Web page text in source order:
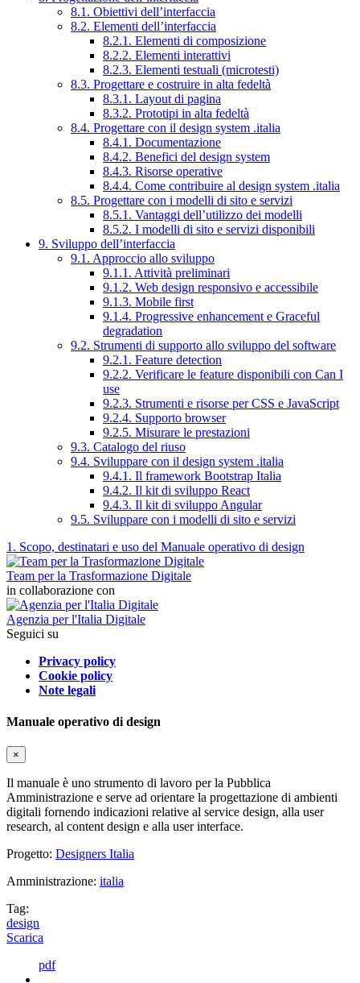
8.1. Obiettivi dell’interfaccia
8.2. Elementi dell’interfaccia
8.2.1. Elementi di composizione
8.2.2. Elementi interattivi
8.2.3. Elementi testuali (microtesti)
8.3. Progettare e costruire in alta fedeltà
8.3.1. Layout di pagina
8.3.2. Prototipi in alta fedeltà
8.4. Progettare con il design system .italia
8.4.1. Documentazione
8.4.2. Benefici del design system
8.4.3. Risorse operative
8.4.4. Come contribuire al design system .italia
8.5. Progettare con i modelli di sito e servizi
8.5.1. Vantaggi dell’utilizzo dei modelli
8.5.2. I modelli di sito e servizi disponibili
9. Sviluppo dell’interfaccia
9.1. Approccio allo sviluppo
9.1.1. Attività preliminari
9.1.2. Web design responsivo e accessibile
9.1.3. Mobile first
9.1.4. Progressive enhancement e Graceful
degradation
9.2. Strumenti di supporto allo sviluppo del software
9.2.1. Feature detection
9.2.2. Verificare le feature disponibili con Can I
use
9.2.3. Strumenti e risorse per CSS e JavaScript
9.2.4. Supporto browser
9.2.5. Misurare le prestazioni
9.3. Catalogo del riuso
9.4. Sviluppare con il design system .italia
9.4.1. Il framework Bootstrap Italia
9.4.2. Il kit di sviluppo React
9.4.3. Il kit di sviluppo Angular
9.5. Sviluppare con i modelli di sito e servizi
1. Scopo, destinatari e uso del Manuale operativo di design
Team per la Trasformazione Digitale
in collaborazione con
Agenzia per l'Italia Digitale
Seguici su
Privacy policy
Cookie policy
Note legali
Manuale operativo di design
×
Il manuale è uno strumento di lavoro per la Pubblica
Amministrazione e serve ad orientare la progettazione di ambienti
digitali fornendo indicazioni relative al service design, alla user
research, al content design e alla user interface.
Progetto: Designers Italia
Amministrazione: italia
Tag:
design
Scarica
pdf